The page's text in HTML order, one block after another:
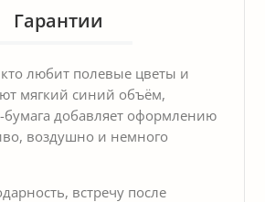
Гарантии
любит полевые цветы и
мягкий синий объём,
бумага добавляет оформлению
воздушно и немного
встречу после